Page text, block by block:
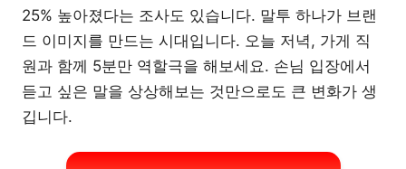
25% 높아졌다는 조사도 있습니다. 말투 하나가 브랜
드 이미지를 만드는 시대입니다. 오늘 저녁, 가게 직
원과 함께 5분만 역할극을 해보세요. 손님 입장에서
듣고 싶은 말을 상상해보는 것만으로도 큰 변화가 생
깁니다.